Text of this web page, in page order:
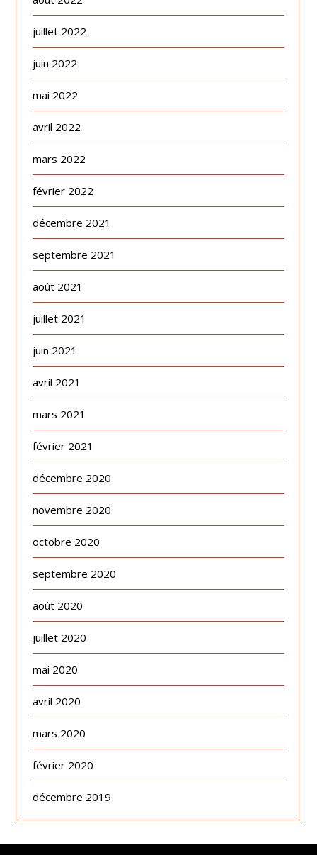
juillet 2022
juin 2022
mai 2022
avril 2022
mars 2022
février 2022
décembre 2021
septembre 2021
août 2021
juillet 2021
juin 2021
avril 2021
mars 2021
février 2021
décembre 2020
novembre 2020
octobre 2020
septembre 2020
août 2020
juillet 2020
mai 2020
avril 2020
mars 2020
février 2020
décembre 2019